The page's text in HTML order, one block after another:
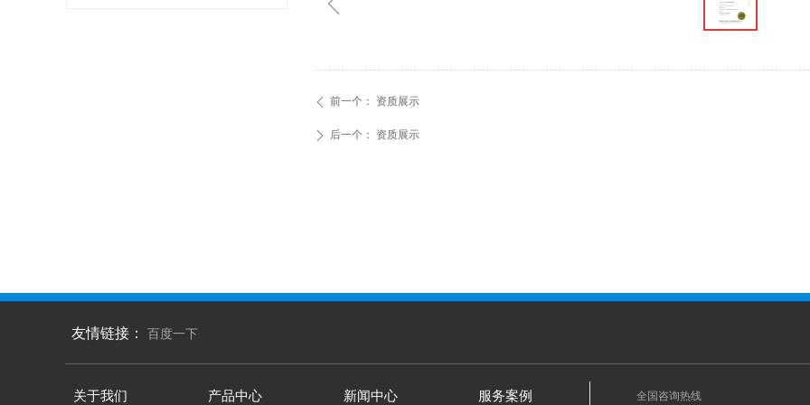
ꄴ 前一个： 资质展示
ꄲ 后一个： 资质展示
友情链接： 百度一下
关于我们 产品中心 新闻中心 服务案例 全国咨询热线